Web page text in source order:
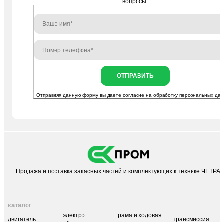
вопросы.
ОТПРАВИТЬ
Отправляя данную форму вы даете согласие наобработку персональных
Продажа и поставка запасных частей и комплектующих к технике ЧЕТРА
каталог
двигатель
электро
рама и ходовая
трансмиссия